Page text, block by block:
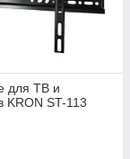
для ТВ и
KRON ST-113